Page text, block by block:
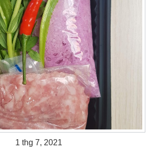
1 thg 7, 2021